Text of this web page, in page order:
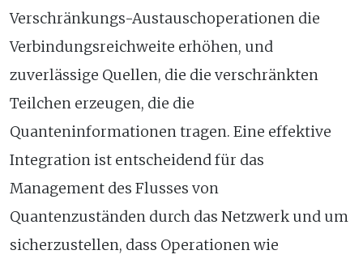
Verschränkungs-Austauschoperationen die
Verbindungsreichweite erhöhen, und
zuverlässige Quellen, die die verschränkten
Teilchen erzeugen, die die
Quanteninformationen tragen. Eine effektive
Integration ist entscheidend für das
Management des Flusses von
Quantenzuständen durch das Netzwerk und um
sicherzustellen, dass Operationen wie